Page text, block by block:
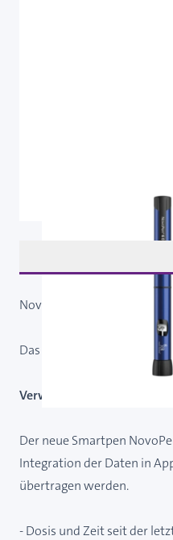
NovoPen 6 blau - Insulinpen
Das neue Zeitalter der
Verwendbar nur für
Der neue Smartpen
Integration der Daten in
übertragen werden.
- Dosis und Zeit seit der